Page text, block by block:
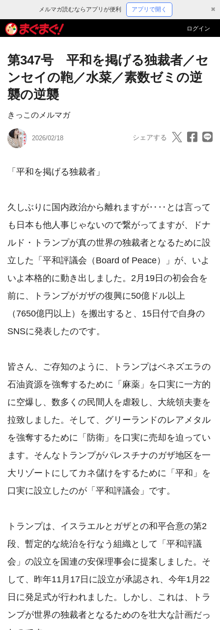
メルマガ読むならアプリが便利 アプリで開く ✖
ログイン
第347号 平和を掲げる独裁者／セ
ンセイの鞄／水菜／素数ゼミの逆
襲の逆襲
きっこのメルマガ
2026/02/18 シェアする
「平和を掲げる独裁者」
久しぶりに国内政治から離れますが‥‥とは言って
も日本も他人事じゃないので繋がってますが、ドナ
ルド・トランプが真の世界の独裁者となるために設
立した「平和評議会（Board of Peace）」が、いよ
いよ本格的に動き出しました。2月19日の初会合を
前に、トランプがガザの復興に50億ドル以上
（7650億円以上）を搬出すると、15日付で自身の
SNSに発表したのです。
皆さん、ご存知のように、トランプはベネズエラの
石油資源を強奪するために「麻薬」を口実に一方的
に空爆し、数多くの民間人を虐殺し、大統領夫妻を
拉致しました。そして、グリーランドのレアメタル
を強奪するために「防衛」を口実に売却を迫ってい
ます。そんなトランプがパレスチナのガザ地区を一
大リゾートにしてカネ儲けをするために「平和」を
口実に設立したのが「平和評議会」です。
トランプは、イスラエルとガザとの和平合意の第2
段、暫定的な統治を行なう組織として「平和評議
会」の設立を国連の安保理事会に提案しました。そ
して、昨年11月17日に設立が承認され、今年1月22
日に発足式が行われました。しかし、これは、トラ
ンプが世界の独裁者となるためのを壮大な計画だっ